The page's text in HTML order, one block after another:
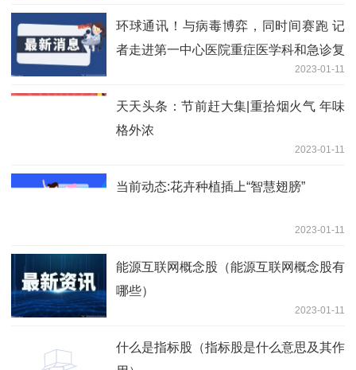
环球通讯！与病毒博弈，同时间赛跑 记
者走进第一中心医院重症医学科和急诊复
2023-01-11
天天头条：节前赶大集|重拾烟火气 年味
格外浓
2023-01-11
当前动态:花卉种植插上“智慧翅膀”
2023-01-11
能源互联网概念股（能源互联网概念股有
哪些）
2023-01-11
什么是指标股（指标股是什么意思及其作